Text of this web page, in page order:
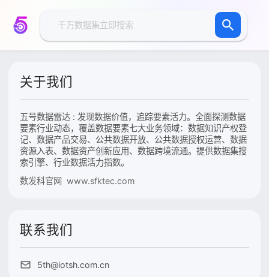
关于我们
五号数据雷达 : 发现数据价值，追踪要素活力。全面探测数据
要素行业动态，覆盖数据要素七大业务领域：数据知识产权登
记、数据产品交易、公共数据开放、公共数据授权运营、数据
资源入表、数据资产创新应用、数据跨境流通。提供数据集搜
索引擎、行业数据活力指数。
数发科官网 www.sfktec.com
联系我们
5th@iotsh.com.cn